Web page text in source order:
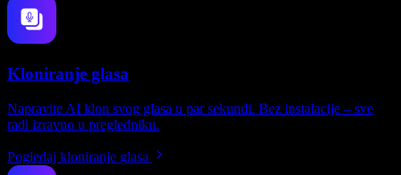
Kloniranje glasa
Napravite AI klon svog glasa u par sekundi. Bez instalacije – sve
radi izravno u pregledniku.
Pogledaj kloniranje glasa